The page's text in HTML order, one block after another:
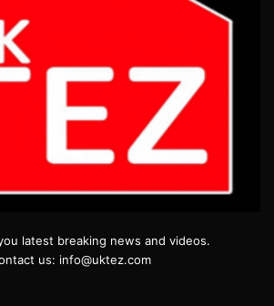
latest breaking news and videos.
us: info@uktez.com